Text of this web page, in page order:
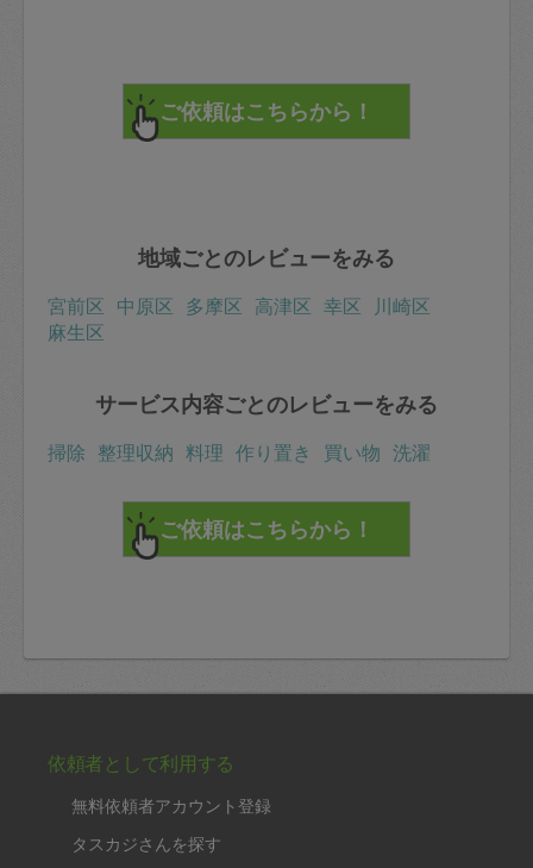
地域ごとのレビューをみる
宮前区 中原区 多摩区 高津区 幸区
川崎区
麻生区
サービス内容ごとのレビューをみる
掃除 整理収納 料理 作り置き 買い物 洗濯
依頼者として利用する
無料依頼者アカウント登録
タスカジさんを探す